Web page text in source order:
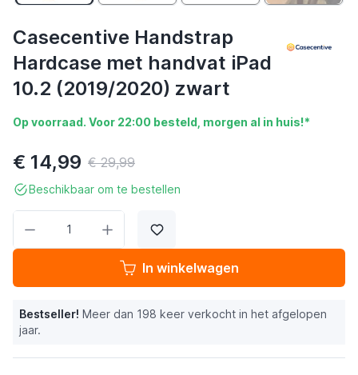
Casecentive Handstrap
Hardcase met handvat iPad
10.2 (2019/2020) zwart
Op voorraad. Voor 22:00 besteld, morgen al in huis!*
€ 14,99 € 29,99
Beschikbaar om te bestellen
In winkelwagen
Bestseller! Meer dan 198 keer verkocht in het afgelopen
jaar.